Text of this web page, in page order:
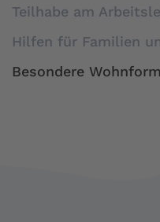
Teilhabe am
Hilfen für Familien
Besondere